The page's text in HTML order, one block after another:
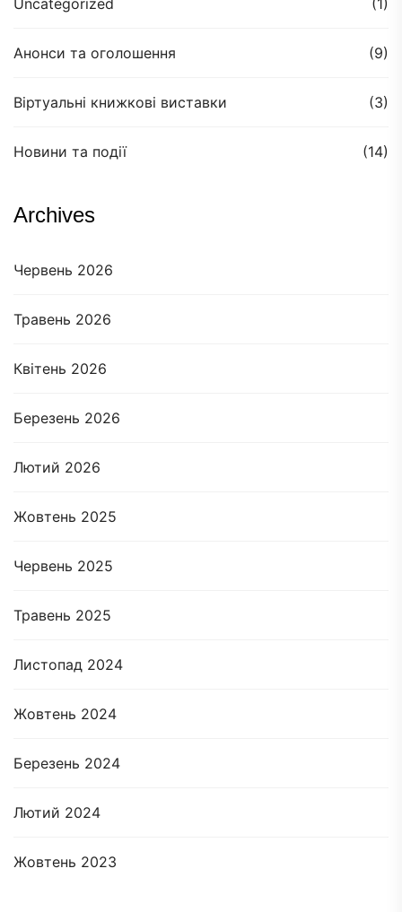
Uncategorized (1)
Анонси та оголошення (9)
Віртуальні книжкові виставки (3)
Новини та події (14)
Archives
Червень 2026
Травень 2026
Квітень 2026
Березень 2026
Лютий 2026
Жовтень 2025
Червень 2025
Травень 2025
Листопад 2024
Жовтень 2024
Березень 2024
Лютий 2024
Жовтень 2023